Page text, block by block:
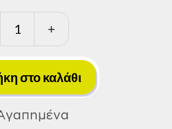
CAT
Μπουφάν
εργασίας
μαύρο
lightweight
+
στο καλάθι